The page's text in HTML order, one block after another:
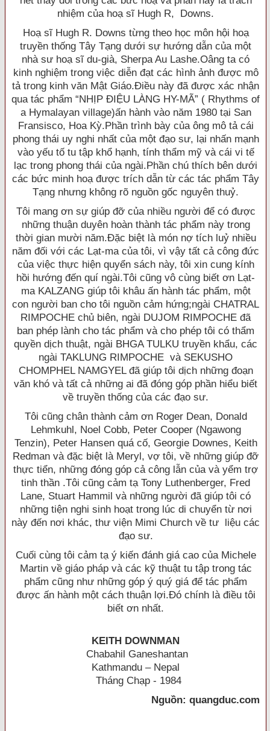
nhiệm của hoạ sĩ Hugh R, Downs.
Hoạ sĩ Hugh R. Downs từng theo học môn hội hoạ
truyền thống Tây Tạng dưới sự hướng dẫn của một
nhà sư hoạ sĩ du-già, Sherpa Au Lashe.Oâng ta có
kinh nghiệm trong việc diễn đạt các hình ảnh được mô
tả trong kinh văn Mật Giáo.Ðiều này đã được xác nhận
qua tác phẩm “NHỊP ÐIỆU LÀNG HY-MÃ” ( Rhythms of
a Hymalayan village)ấn hành vào năm 1980 tại San
Fransisco, Hoa Kỳ.Phần trình bày của ông mô tả cái
phong thái uy nghi nhất của một đạo sư, lại nhấn mạnh
vào yếu tố tu tập khổ hạnh, tính thẩm mỹ và cái vi tế
lạc trong phong thái của ngài.Phần chú thích bên dưới
các bức minh hoạ được trích dẫn từ các tác phẩm Tây
Tạng nhưng không rõ nguồn gốc nguyên thuỷ.
Tôi mang ơn sự giúp đỡ của nhiều người để có được
những thuận duyên hoàn thành tác phẩm này trong
thời gian mười năm.Ðặc biệt là món nợ tích luỷ nhiều
năm đối với các Lạt-ma của tôi, vì vậy tất cả công đức
của việc thực hiện quyển sách này, tôi xin cung kính
hồi hướng đến quí ngài.Tôi cũng vô cùng biết ơn Lạt-
ma KALZANG giúp tôi khâu ấn hành tác phẩm, một
con người ban cho tôi nguồn cảm hứng;ngài CHATRAL
RIMPOCHE chủ biên, ngài DUJOM RIMPOCHE đã
ban phép lành cho tác phẩm và cho phép tôi có thẩm
quyền dịch thuật, ngài BHGA TULKU truyền khẩu, các
ngài TAKLUNG RIMPOCHE và SEKUSHO
CHOMPHEL NAMGYEL đã giúp tôi dịch những đoạn
văn khó và tất cả những ai đã đóng góp phần hiểu biết
về truyền thống của các đạo sư.
Tôi cũng chân thành cảm ơn Roger Dean, Donald
Lehmkuhl, Noel Cobb, Peter Cooper (Ngawong
Tenzin), Peter Hansen quá cố, Georgie Downes, Keith
Redman và đặc biệt là Meryl, vợ tôi, về những giúp đỡ
thực tiển, những đóng góp cả công lẫn của và yểm trợ
tinh thần .Tôi cũng cảm tạ Tony Luthenberger, Fred
Lane, Stuart Hammil và những người đã giúp tôi có
những tiện nghi sinh hoạt trong lúc di chuyển từ nơi
này đến nơi khác, thư viện Mimi Church về tư liệu các
đạo sư.
Cuối cùng tôi cảm tạ ý kiến đánh giá cao của Michele
Martin về giáo pháp và các kỹ thuật tu tập trong tác
phẩm cũng như những góp ý quý giá để tác phẩm
được ấn hành một cách thuận lợi.Ðó chính là điều tôi
biết ơn nhất.
KEITH DOWNMAN
Chabahil Ganeshantan
Kathmandu – Nepal
Tháng Chạp - 1984
Nguồn: quangduc.com